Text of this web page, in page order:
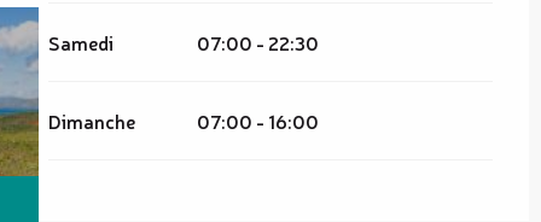
Samedi 07:00 - 22:30
Dimanche 07:00 - 16:00